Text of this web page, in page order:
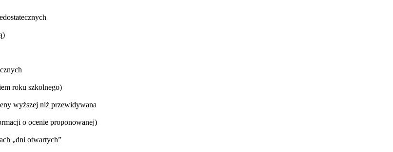
roku szkolnego)
wyższej niż przewidywana
o ocenie proponowanej)
„dni otwartych”